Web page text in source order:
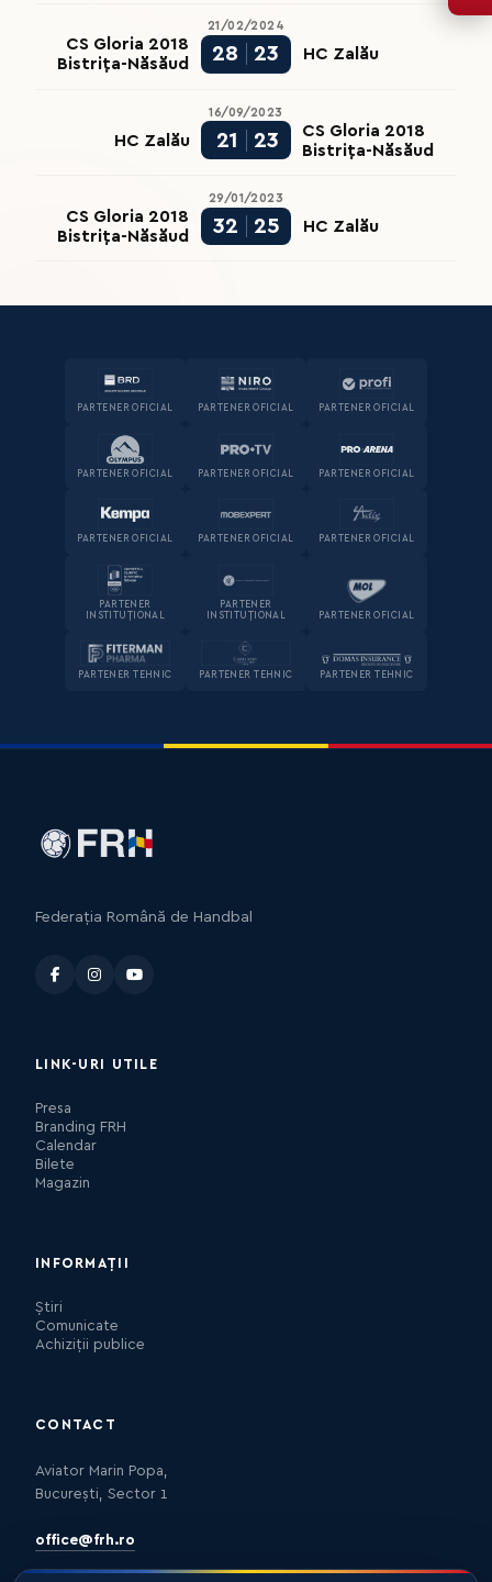
21/02/2024
CS Gloria 2018
Bistrița-Năsăud
28 23 HC Zalău
16/09/2023
HC Zalău 21 23
CS Gloria 2018
Bistrița-Năsăud
29/01/2023
CS Gloria 2018
Bistrița-Năsăud
32 25 HC Zalău
PARTENER OFICIAL PARTENER OFICIAL PARTENER OFICIAL
PARTENER OFICIAL PARTENER OFICIAL PARTENER OFICIAL
PARTENER OFICIAL PARTENER OFICIAL PARTENER OFICIAL
PARTENER
INSTITUȚIONAL
PARTENER
INSTITUȚIONAL
PARTENER OFICIAL
PARTENER TEHNIC PARTENER TEHNIC PARTENER TEHNIC
Federația Română de Handbal
LINK-URI UTILE
Presa
Branding FRH
Calendar
Bilete
Magazin
INFORMAȚII
Știri
Comunicate
Achiziții publice
CONTACT
Aviator Marin Popa,
București, Sector 1
office@frh.ro